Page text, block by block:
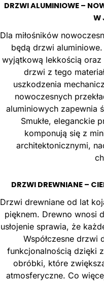
DRZWI ALUMINIOWE –
W
Dla miłośników
będą drzwi
wyjątkową lekkością
drzwi z tego
uszkodzenia
nowoczesnych
aluminiowych zapewnia
Smukłe, eleganckie
komponują się z
architektonicznymi,
DRZWI DREWNIANE –
Drzwi drewniane od lat
pięknem. Drewno wnosi
usłojenie sprawia, że
Współczesne drzwi
funkcjonalnością dzięki
obróbki, które
atmosferyczne. Co